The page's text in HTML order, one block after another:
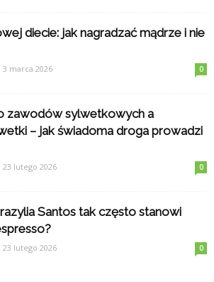
diecie: jak nagradzać mądrze i nie
3 marca 2026 0
zawodów sylwetkowych a
– jak świadoma droga prowadzi
23 lutego 2026 0
Santos tak często stanowi
23 lutego 2026 0